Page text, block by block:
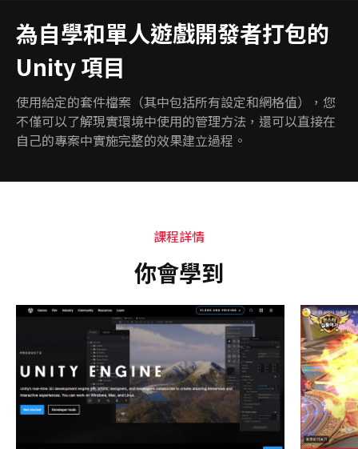
為自學和單人遊戲開發者打包的
Unity 項目
使用給定的套件檔案（其中包括所有設定和網格值），您
不僅可以了解現實環境中使用的管理方法，還可以直接在
自己的專案中實施完整的效果建立過程。
課程詳情
你會學到